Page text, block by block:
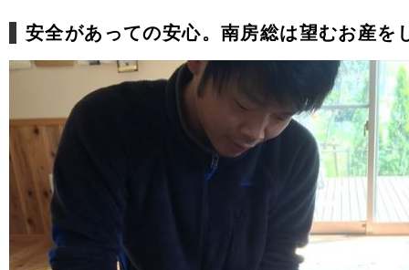
安全があっての安心。南房総は望むお産を